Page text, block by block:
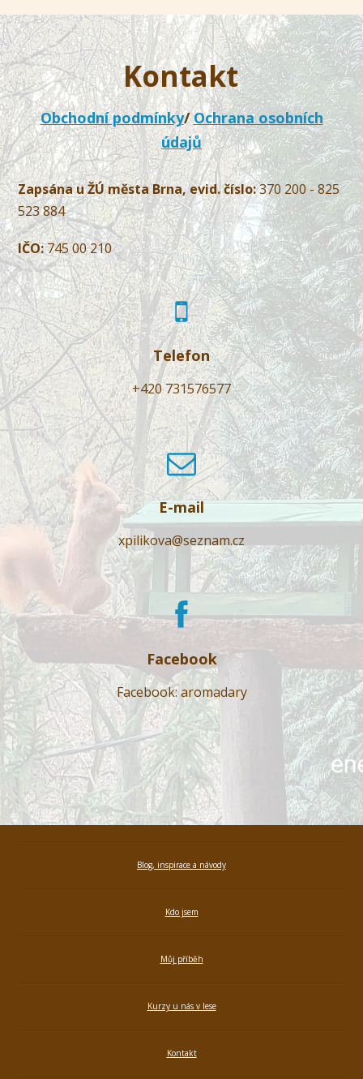
Kontakt
Obchodní podmínky/Ochrana osobních
údajů
Zapsána u ŽÚ města Brna, evid. číslo:370 200 - 825
523 884
IČO:745 00 210
Telefon
+420 731576577
E-mail
xpilikova@seznam.cz
Facebook
Facebook: aromadary
Blog, inspirace a návody
Kdo jsem
Můj příběh
Kurzy u nás v lese
Kontakt